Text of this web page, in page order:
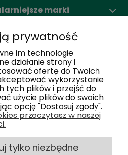
marki
konto
salony
my
klienta
prywatność
im technologie
działanie strony i
ofertę do Twoich
wykorzystanie
tych plików i przejść do
użycie plików do swoich
opcję "Dostosuj zgody".
przeczytasz w naszej
tylko niezbędne